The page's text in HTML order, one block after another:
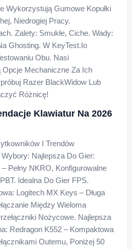
Wykorzystują Gumowe Kopułki
Niedrogiej Pracy.
Zalety: Smukłe, Ciche. Wady:
Ghosting. W KeyTest.io
Obu. Nasi
Mechaniczne Za Ich
Razer BlackWidow Lub
Różnicę!
Klawiatur Na 2026
I Trendów
Najlepsza Do Gier:
Pełny NKRO, Konfigurowalne
Idealna Do Gier FPS.
Logitech MX Keys – Długa
Między Wieloma
Nożycowe. Najlepsza
Redragon K552 – Kompaktowa
Outemu, Poniżej 50